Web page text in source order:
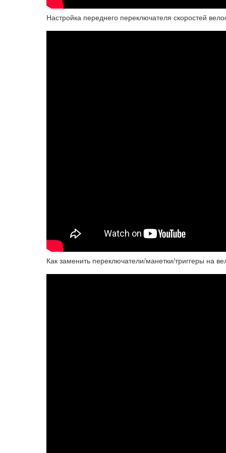
Настройка переднего переключателя скоростей
Как заменить переключатели/манетки/триггеры на